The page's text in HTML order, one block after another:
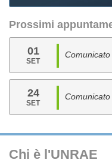
Prossimi
01
SET
24
SET
Chi è l'UNRAE